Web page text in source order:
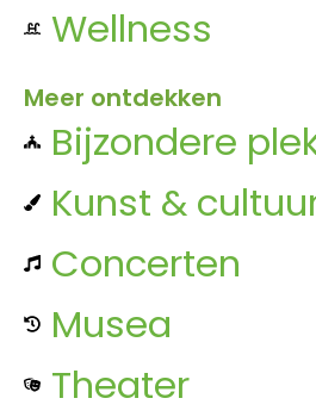
Wellness
Meer ontdekken
Bijzondere
Kunst &
Concerten
Musea
Theater